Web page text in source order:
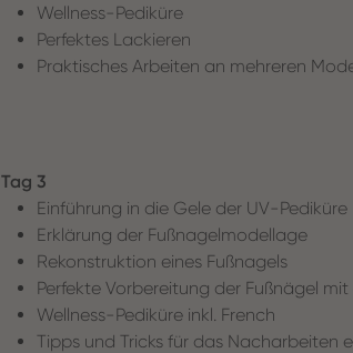
Wellness-Pediküre
Perfektes Lackieren
Praktisches Arbeiten an mehreren
Tag 3
Einführung in die Gele der UV-Pediküre
Erklärung der Fußnagelmodellage
Rekonstruktion eines Fußnagels
Perfekte Vorbereitung der Fußnägel
Wellness-Pediküre inkl. French
Tipps und Tricks für das Nacharbeiten